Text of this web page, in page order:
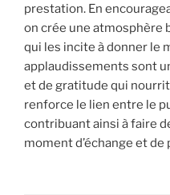
prestation. En
on crée une atmosphère
qui les incite à donner le
applaudissements sont
et de gratitude qui
renforce le lien entre le
contribuant ainsi à faire
moment d’échange et